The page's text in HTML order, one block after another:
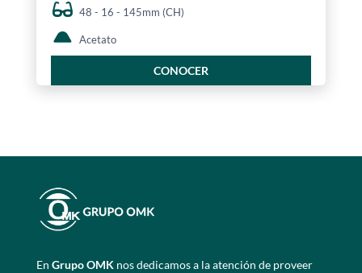
48 - 16 - 145mm (CH)
Acetato
CONOCER
En Grupo OMKnos dedicamos a la atención de proveer